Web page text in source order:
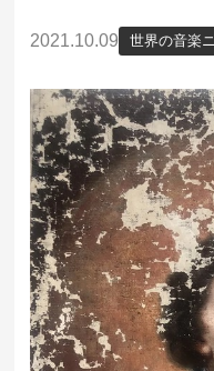
2021.10.09 世界の音楽